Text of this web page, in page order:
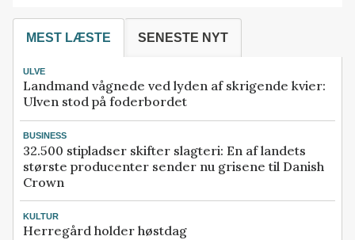
MEST LÆSTE SENESTE NYT
ULVE
Landmand vågnede ved lyden af skrigende kvier:
Ulven stod på foderbordet
BUSINESS
32.500 stipladser skifter slagteri: En af landets
største producenter sender nu grisene til Danish
Crown
KULTUR
Herregård holder høstdag